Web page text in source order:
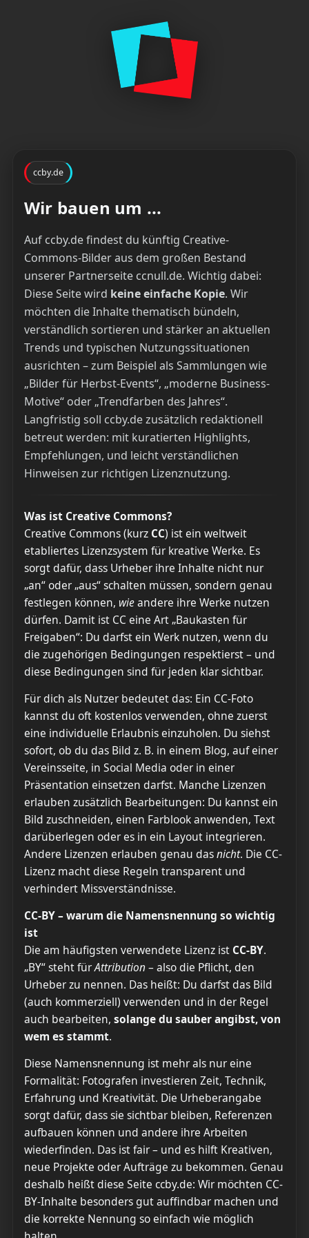
ccby.de
Wir bauen um ...
Auf ccby.de findest du künftig Creative-
Commons-Bilder aus dem großen Bestand
unserer Partnerseite ccnull.de. Wichtig dabei:
Diese Seite wird keine einfache Kopie. Wir
möchten die Inhalte thematisch bündeln,
verständlich sortieren und stärker an aktuellen
Trends und typischen Nutzungssituationen
ausrichten – zum Beispiel als Sammlungen wie
„Bilder für Herbst-Events“, „moderne Business-
Motive“ oder „Trendfarben des Jahres“.
Langfristig soll ccby.de zusätzlich redaktionell
betreut werden: mit kuratierten Highlights,
Empfehlungen, und leicht verständlichen
Hinweisen zur richtigen Lizenznutzung.
Was ist Creative Commons?
Creative Commons (kurz CC) ist ein weltweit
etabliertes Lizenzsystem für kreative Werke. Es
sorgt dafür, dass Urheber ihre Inhalte nicht nur
„an“ oder „aus“ schalten müssen, sondern genau
festlegen können, wieandere ihre Werke nutzen
dürfen. Damit ist CC eine Art „Baukasten für
Freigaben“: Du darfst ein Werk nutzen, wenn du
die zugehörigen Bedingungen respektierst – und
diese Bedingungen sind für jeden klar sichtbar.
Für dich als Nutzer bedeutet das: Ein CC-Foto
kannst du oft kostenlos verwenden, ohne zuerst
eine individuelle Erlaubnis einzuholen. Du siehst
sofort, ob du das Bild z. B. in einem Blog, auf einer
Vereinsseite, in Social Media oder in einer
Präsentation einsetzen darfst. Manche Lizenzen
erlauben zusätzlich Bearbeitungen: Du kannst ein
Bild zuschneiden, einen Farblook anwenden, Text
darüberlegen oder es in ein Layout integrieren.
Andere Lizenzen erlauben genau dasnicht. Die CC-
Lizenz macht diese Regeln transparent und
verhindert Missverständnisse.
CC-BY – warum die Namensnennung so wichtig
ist
Die am häufigsten verwendete Lizenz ist CC-BY.
„BY“ steht fürAttribution– also die Pflicht, den
Urheber zu nennen. Das heißt: Du darfst das Bild
(auch kommerziell) verwenden und in der Regel
auch bearbeiten, solange du sauber angibst, von
wem es stammt.
Diese Namensnennung ist mehr als nur eine
Formalität: Fotografen investieren Zeit, Technik,
Erfahrung und Kreativität. Die Urheberangabe
sorgt dafür, dass sie sichtbar bleiben, Referenzen
aufbauen können und andere ihre Arbeiten
wiederfinden. Das ist fair – und es hilft Kreativen,
neue Projekte oder Aufträge zu bekommen. Genau
deshalb heißt diese Seite ccby.de: Wir möchten CC-
BY-Inhalte besonders gut auffindbar machen und
die korrekte Nennung so einfach wie möglich